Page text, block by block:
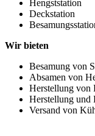
Hengststation
Deckstation
Wir bieten
Besamung von
Absamen von
Herstellung von
Herstellung und
Versand von